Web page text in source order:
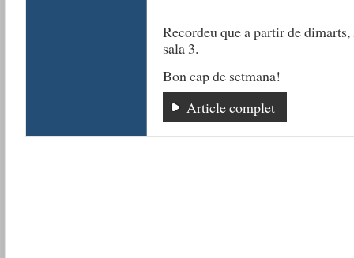
Recordeu que a partir de
sala 3.
Bon cap de setmana!
Article complet